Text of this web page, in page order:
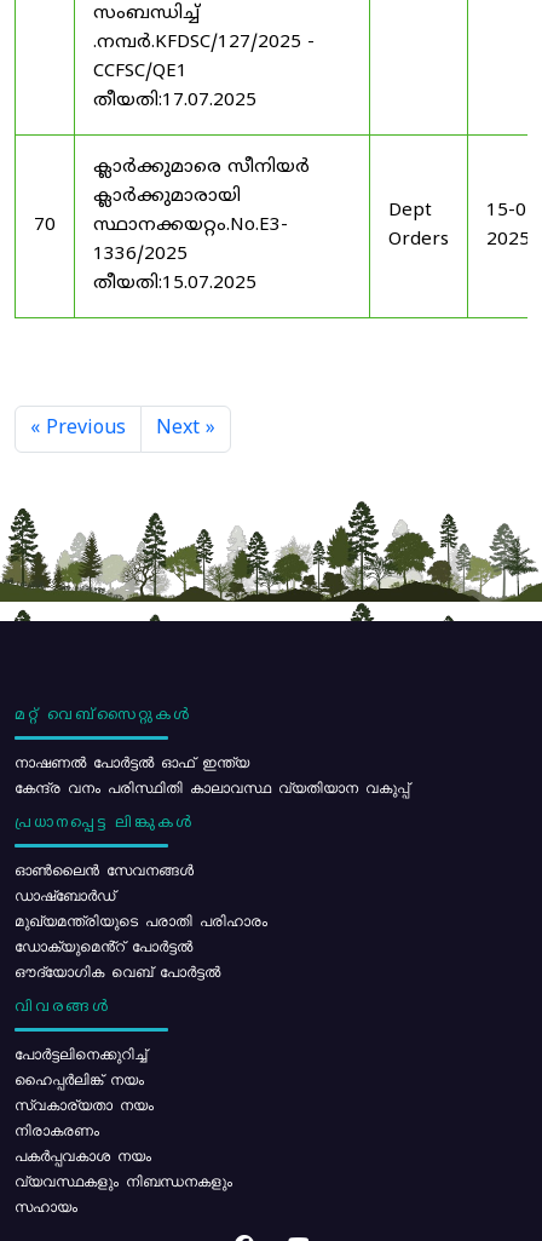
സംബന്ധിച്ച്
.നമ്പർ.KFDSC/127/2025 -
CCFSC/QE1
തീയതി:17.07.2025
70
ക്ലാർക്കുമാരെ സീനിയർ
ക്ലാർക്കുമാരായി
സ്ഥാനക്കയറ്റം.No.E3-
1336/2025
തീയതി:15.07.2025
Dept
Orders
15-
2025
« Previous Next »
മറ്റ് വെബ്സൈറ്റുകൾ
നാഷണൽ പോർട്ടൽ ഓഫ് ഇന്ത്യ
കേന്ദ്ര വനം പരിസ്ഥിതി കാലാവസ്ഥ വ്യതിയാന വകുപ്പ്
പ്രധാനപ്പെട്ട ലിങ്കുകൾ
ഓൺലൈൻ സേവനങ്ങൾ
ഡാഷ്ബോർഡ്
മുഖ്യമന്ത്രിയുടെ പരാതി പരിഹാരം
ഡോക്യുമെൻ്റ് പോർട്ടൽ
ഔദ്യോഗിക വെബ് പോർട്ടൽ
വിവരങ്ങൾ
പോര്‍ട്ടലിനെക്കുറിച്ച്
ഹൈപ്പർലിങ്ക് നയം
സ്വകാര്യതാ നയം
നിരാകരണം
പകർപ്പവകാശ നയം
വ്യവസ്ഥകളും നിബന്ധനകളും
സഹായം